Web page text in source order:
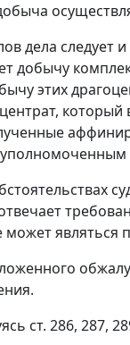
дела следует
добычу
этих
может являться
ст. 286, 287,